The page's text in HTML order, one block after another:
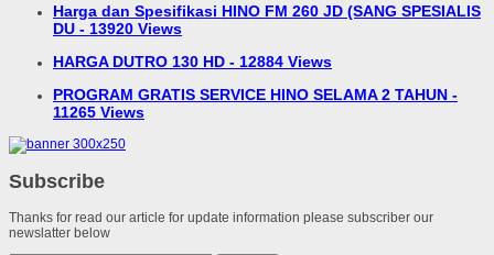
Harga dan Spesifikasi HINO FM 260 JD (SANG SPESIALIS
DU - 13920 Views
HARGA DUTRO 130 HD - 12884 Views
PROGRAM GRATIS SERVICE HINO SELAMA 2 TAHUN -
11265 Views
Subscribe
Thanks for read our article for update information please subscriber our
newslatter below